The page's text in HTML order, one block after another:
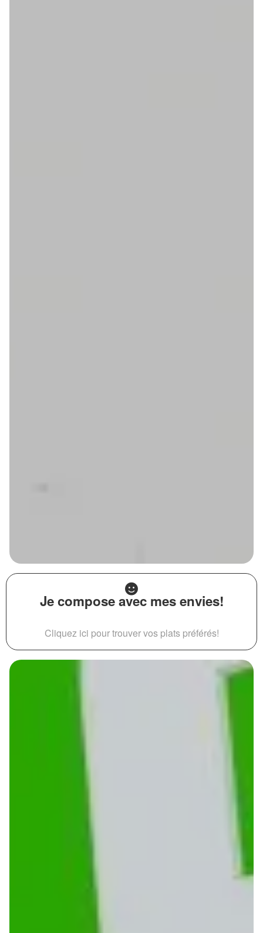
Je compose avec mes envies!
Cliquez ici pour trouver vos plats préférés!